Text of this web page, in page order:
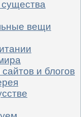
вещи
и блогов